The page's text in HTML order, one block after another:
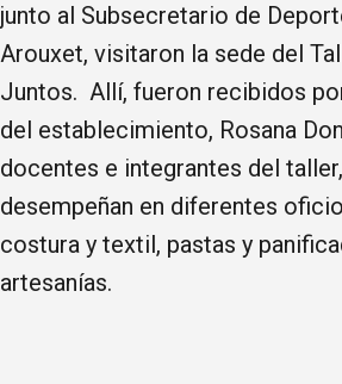
junto al Subsecretario de
Arouxet, visitaron la sede del
Juntos. Allí, fueron recibidos
del establecimiento, Rosana
docentes e integrantes del
desempeñan en diferentes
costura y textil, pastas y
artesanías.